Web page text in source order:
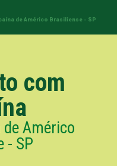
de Américo Brasiliense - SP
com
Américo
- SP